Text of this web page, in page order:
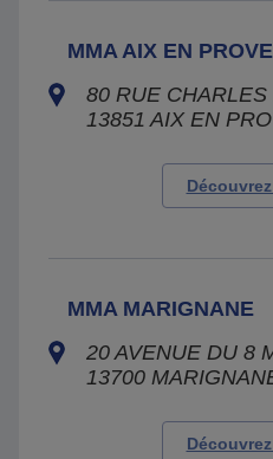
MMA AIX EN
80 RUE
13851 AIX EN
MMA MARIGNANE
20 AVENUE DU 8
13700